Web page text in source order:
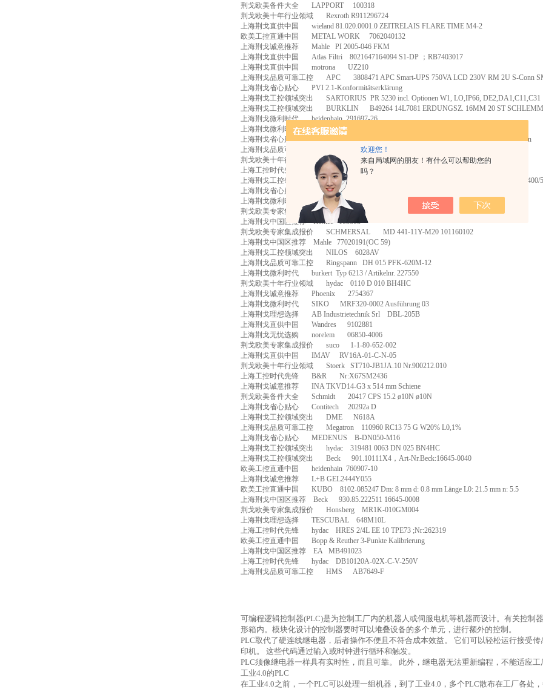
欢迎您！
来自局域网的朋友！有什么可以帮助您的
吗？
荆戈欧美备件大全
LAPPORT
100318
荆戈欧美十年行业领域
Rexroth R911296724
上海荆戈直供中国
wieland 81.020.0001.0 ZEITRELAIS FLARE TIME M4-2
欧美工控直通中国
METAL WORK
7062040132
上海荆戈诚意推荐
Mahle
PI 2005-046 FKM
上海荆戈直供中国
Atlas Filtri 8021647164094 S1-DP ； RB7403017
上海荆戈直供中国
motrona
UZ210
上海荆戈品质可靠工控
APC
3808471 APC Smart-UPS 750VA LCD 230V RM 2U S-Conn
上海荆戈省心贴心
PVI 2.1-Konformitätserklärung
上海荆戈工控领域突出
SARTORIUS PR 5230 incl. Optionen W1, LO,IP66, DE2,DA1,C11,C31
上海荆戈工控领域突出
BURKLIN
B49264 14L7081 ERDUNGSZ. 16MM 20 ST
上海荆戈微利时代
heidenhain 291697-26
上海荆戈微利时代
W&T
11025 Steckernetzteil 24V, 0,75A (Euro)
上海荆戈省心贴心
MSE
33246161 Durchsteckfiltertuch 800 GA4/KD25/TD/GK Membran
上海荆戈品质可靠工控
6FC5851-1XG46-3YA0
荆戈欧美十年行业领域
GUTEKUNST VD-212E
上海工控时代先锋
Master Grid FR2:GHV203078F0
上海荆戈工控领域突出
AEG
MOTORE TRIFASE AM 90L CA2 2 POLI KW 2,2 V.230/400/
上海荆戈省心贴心
heidenhain
上海荆戈微利时代
heidenhain
1109258-01
荆戈欧美专家集成报价
Honsberg
NG1-015ND1
上海荆戈中国区推荐
Roxtec
105308
荆戈欧美专家集成报价
SCHMERSAL
MD 441-11Y-M20 101160102
上海荆戈中国区推荐
Mahle
77020191(OC 59)
上海荆戈工控领域突出
NILOS
6028AV
上海荆戈品质可靠工控
Ringspann
DH 015 PFK-620M-12
上海荆戈微利时代
burkert Typ 6213 / Artikelnr. 227550
荆戈欧美十年行业领域
hydac
0110 D 010 BH4HC
上海荆戈诚意推荐
Phoenix
2754367
上海荆戈微利时代
SIKO MRF320-0002 Ausführung 03
上海荆戈理想选择
AB Industrietechnik Srl
DBL-205B
上海荆戈直供中国
Wandres
9102881
上海荆戈无忧选购
norelem
06850-4006
荆戈欧美专家集成报价
suco
1-1-80-652-002
上海荆戈直供中国
IMAV
RV16A-01-C-N-05
荆戈欧美十年行业领域
Stoerk
ST710-JB1JA.10 Nr.900212.010
上海工控时代先锋
B&R
Nr:X67SM2436
上海荆戈诚意推荐
INA TKVD14-G3 x 514 mm Schiene
荆戈欧美备件大全
Schmidt
20417 CPS 15.2 ø10N ø10N
上海荆戈省心贴心
Contitech
20292a D
上海荆戈工控领域突出
DME
N618A
上海荆戈品质可靠工控
Megatron
110960 RC13 75 G W20% L0,1%
上海荆戈省心贴心
MEDENUS
B-DN050-M16
上海荆戈工控领域突出
hydac
319481 0063 DN 025 BN4HC
上海荆戈工控领域突出
Beck 901.10111X4 ， Art-Nr.Beck:16645-0040
欧美工控直通中国
heidenhain 760907-10
上海荆戈诚意推荐
L+B GEL2444Y055
欧美工控直通中国
KUBO
8102-085247 Dm: 8 mm d: 0.8 mm Länge L0: 21.5 mm n: 5.5
上海荆戈中国区推荐
Beck
930.85.222511 16645-0008
荆戈欧美专家集成报价
Honsberg
MR1K-010GM004
上海荆戈理想选择
TESCUBAL
648M10L
上海工控时代先锋
hydac
HRES 2/4L EE 10 TPE73 ;Nr:262319
欧美工控直通中国
Bopp & Reuther 3-Punkte Kalibrierung
上海荆戈中国区推荐
EA
MB491023
上海工控时代先锋
hydac
DB10120A-02X-C-V-250V
上海荆戈品质可靠工控
HMS AB7649-F
可编程逻辑控制器(PLC)是为控制工厂内的机器人或伺服电机等机器而设计。有关控制
形箱内。模块化设计的控制器要时可以堆叠设备的多个单元，进行额外的控制。
PLC取代了硬连线继电器，后者操作不便且不符合成本效益。 它们可以轻松运行接受
印机。 这些代码通过输入或时钟进行循环和触发。
PLC须像继电器一样具有实时性，而且可靠。 此外，继电器无法重新编程，不能适应
工业4.0的PLC
在工业4.0之前，一个PLC可以处理一组机器，到了工业4.0 ，多个PLC散布在工厂各处